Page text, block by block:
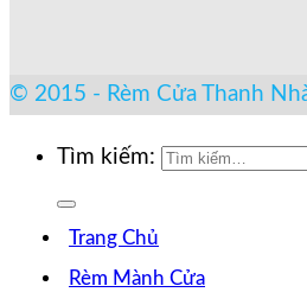
© 2015 - Rèm Cửa Thanh
Tìm kiếm:
Trang Chủ
Rèm Mành Cửa